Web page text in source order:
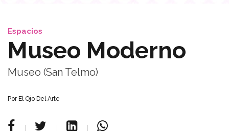
Espacios
Museo Moderno
Museo (San Telmo)
Por El Ojo Del Arte